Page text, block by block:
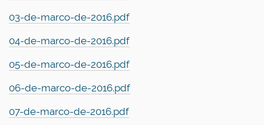
03-de-marco-de-2016.pdf
04-de-marco-de-2016.pdf
05-de-marco-de-2016.pdf
06-de-marco-de-2016.pdf
07-de-marco-de-2016.pdf